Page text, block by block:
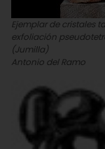
Ejemplar de cristales
exfoliación
(Jumilla)
Antonio del Ramo